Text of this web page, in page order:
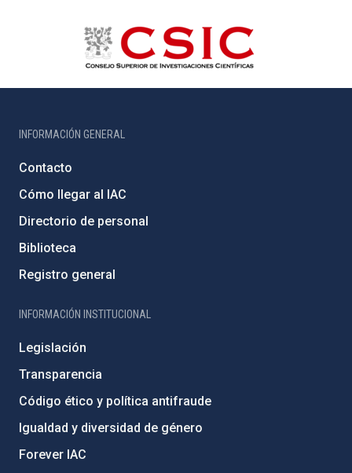
INFORMACIÓN GENERAL
Contacto
Cómo llegar al IAC
Directorio de personal
Biblioteca
Registro general
INFORMACIÓN INSTITUCIONAL
Legislación
Transparencia
Código ético y política antifraude
Igualdad y diversidad de género
Forever IAC